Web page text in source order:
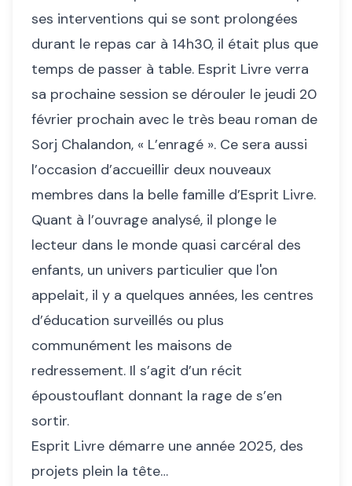
ses interventions qui se sont prolongées
durant le repas car à 14h30, il était plus que
temps de passer à table. Esprit Livre verra
sa prochaine session se dérouler le jeudi 20
février prochain avec le très beau roman de
Sorj Chalandon, « L’enragé ». Ce sera aussi
l’occasion d’accueillir deux nouveaux
membres dans la belle famille d’Esprit Livre.
Quant à l’ouvrage analysé, il plonge le
lecteur dans le monde quasi carcéral des
enfants, un univers particulier que l'on
appelait, il y a quelques années, les centres
d’éducation surveillés ou plus
communément les maisons de
redressement. Il s’agit d’un récit
époustouflant donnant la rage de s’en
sortir.
Esprit Livre démarre une année 2025, des
projets plein la tête…